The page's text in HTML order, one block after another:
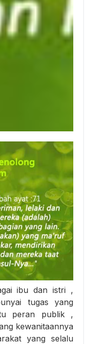
ibu dan istri ,
tugas yang
peran publik ,
kewanitaannya
yang selalu